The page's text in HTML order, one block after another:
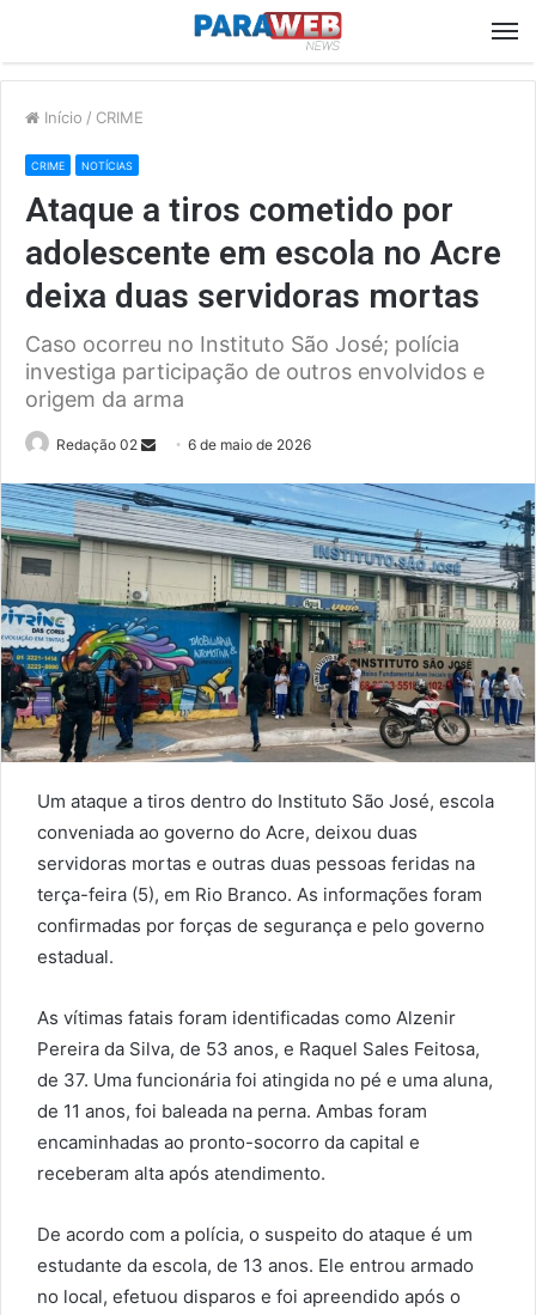
Início / CRIME
CRIME NOTÍCIAS
Ataque a tiros cometido por
adolescente em escola no Acre
deixa duas servidoras mortas
Caso ocorreu no Instituto São José; polícia
investiga participação de outros envolvidos e
origem da arma
Redação 02
Send
email
6 de maio de 2026
Um ataque a tiros dentro do Instituto São José, escola
conveniada ao governo do Acre, deixou duas
servidoras mortas e outras duas pessoas feridas na
terça-feira (5), em Rio Branco. As informações foram
confirmadas por forças de segurança e pelo governo
estadual.
As vítimas fatais foram identificadas como Alzenir
Pereira da Silva, de 53 anos, e Raquel Sales Feitosa,
de 37. Uma funcionária foi atingida no pé e uma aluna,
de 11 anos, foi baleada na perna. Ambas foram
encaminhadas ao pronto-socorro da capital e
receberam alta após atendimento.
De acordo com a polícia, o suspeito do ataque é um
estudante da escola, de 13 anos. Ele entrou armado
no local, efetuou disparos e foi apreendido após o